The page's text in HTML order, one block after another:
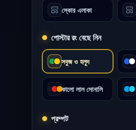
স্কোর এলাকা
পোস্টার রং বেছে নিন
সবুজ ও হলুদ
কালো লাল সোনালি
প্রম্পট